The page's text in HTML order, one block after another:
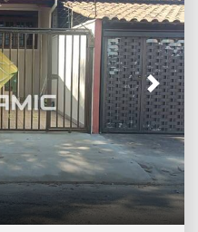
sofrer alterações ou o
Favor confirmar
em contato conosco.
Next